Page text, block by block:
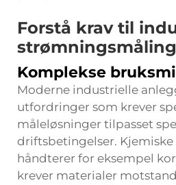
Forstå krav til
strømningsmåling
Komplekse
Moderne industrielle
utfordringer som krever
måleløsninger tilpasset
driftsbetingelser. Kjemiske
håndterer for eksempel
krever materialer